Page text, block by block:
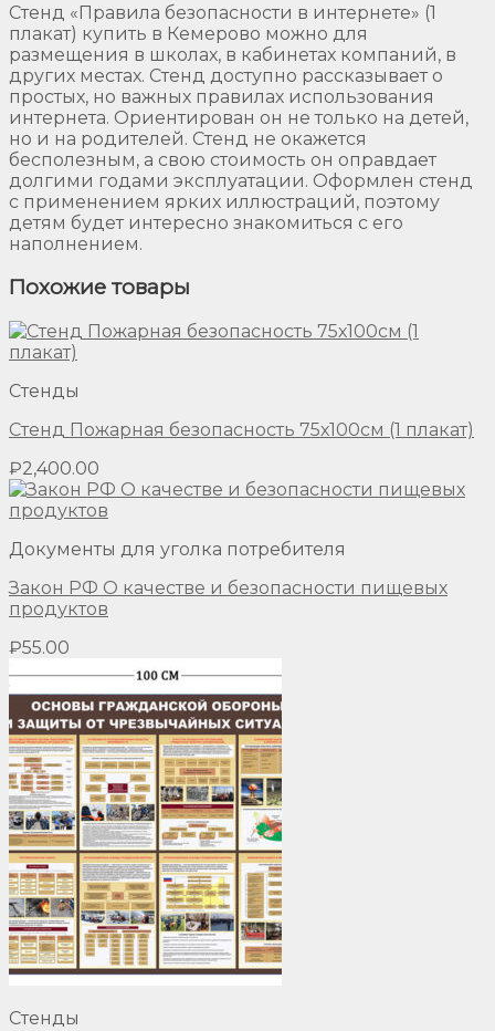
Стенд «Правила безопасности в интернете» (1
плакат) купить в Кемерово можно для
размещения в школах, в кабинетах компаний, в
других местах. Стенд доступно рассказывает о
простых, но важных правилах использования
интернета. Ориентирован он не только на детей,
но и на родителей. Стенд не окажется
бесполезным, а свою стоимость он оправдает
долгими годами эксплуатации. Оформлен стенд
с применением ярких иллюстраций, поэтому
детям будет интересно знакомиться с его
наполнением.
Похожие товары
Стенды
Стенд Пожарная безопасность 75х100см (1 плакат)
₽2,400.00
Документы для уголка потребителя
Закон РФ О качестве и безопасности пищевых
продуктов
₽55.00
Стенды